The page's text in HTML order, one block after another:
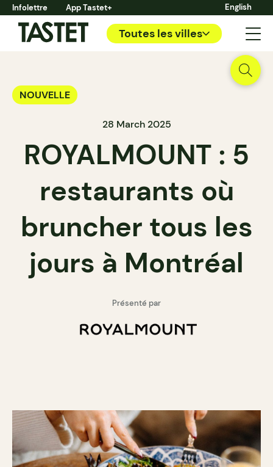
Infolettre App Tastet+ English
Toutes les villes
NOUVELLE
28 March 2025
ROYALMOUNT : 5
restaurants où
bruncher tous les
jours à Montréal
Présenté par